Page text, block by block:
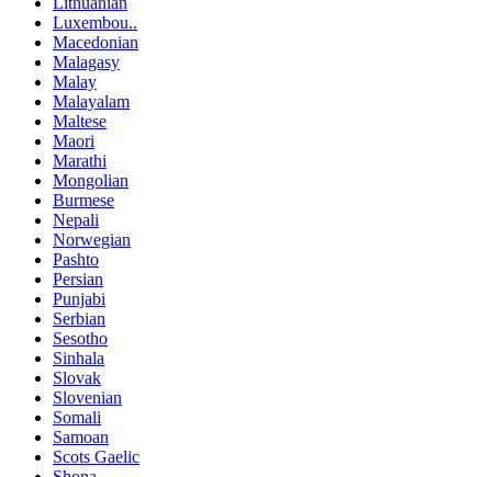
Luxembou..
Macedonian
Malagasy
Malay
Malayalam
Maltese
Maori
Marathi
Mongolian
Burmese
Nepali
Norwegian
Pashto
Persian
Punjabi
Serbian
Sesotho
Sinhala
Slovak
Slovenian
Somali
Samoan
Scots Gaelic